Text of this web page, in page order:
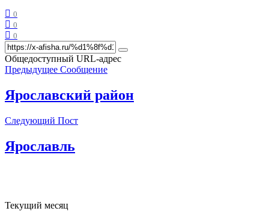
0
0
0
Общедоступный URL-адрес
Предыдущее Сообщение
Ярославский район
Следующий Пост
Ярославль
Текущий месяц